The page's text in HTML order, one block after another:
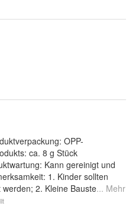
OPP-
ca. 8 g Stück
Kann gereinigt und
1. Kinder sollten
2. Kleine Bauste... Mehr